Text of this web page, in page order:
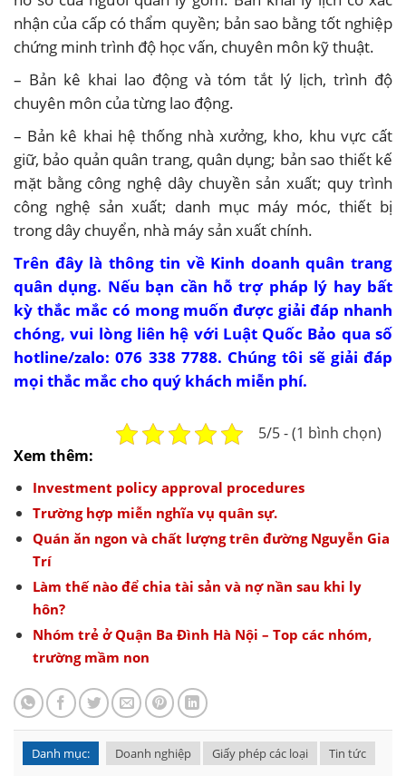
nhận của cấp có thẩm quyền; bản sao bằng tốt nghiệp
chứng minh trình độ học vấn, chuyên môn kỹ thuật.
– Bản kê khai lao động và tóm tắt lý lịch, trình độ
chuyên môn của từng lao động.
– Bản kê khai hệ thống nhà xưởng, kho, khu vực cất
giữ, bảo quản quân trang, quân dụng; bản sao thiết kế
mặt bằng công nghệ dây chuyền sản xuất; quy trình
công nghệ sản xuất; danh mục máy móc, thiết bị
trong dây chuyển, nhà máy sản xuất chính.
Trên đây là thông tin về Kinh doanh quân trang
quân dụng. Nếu bạn cần hỗ trợ pháp lý hay bất
kỳ thắc mắc có mong muốn được giải đáp nhanh
chóng, vui lòng liên hệ với Luật Quốc Bảo qua số
hotline/zalo: 076 338 7788. Chúng tôi sẽ giải đáp
mọi thắc mắc cho quý khách miễn phí.
5/5 - (1 bình chọn)
Xem thêm:
Investment policy approval procedures
Trường hợp miễn nghĩa vụ quân sự.
Quán ăn ngon và chất lượng trên đường Nguyễn Gia
Trí
Làm thế nào để chia tài sản và nợ nần sau khi ly
hôn?
Nhóm trẻ ở Quận Ba Đình Hà Nội – Top các nhóm,
trường mầm non
Danh mục: Doanh nghiệp Giấy phép các loại Tin tức